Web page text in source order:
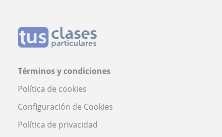
Términos y condiciones
Política de cookies
Configuración de Cookies
Política de privacidad